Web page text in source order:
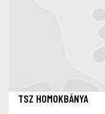
TSZ HOMOKBÁNYA